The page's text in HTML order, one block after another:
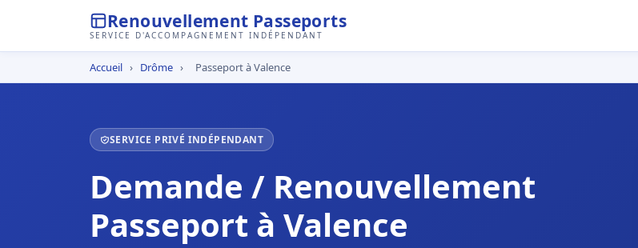
Renouvellement Passeports
SERVICE D'ACCOMPAGNEMENT INDÉPENDANT
Accueil › Drôme › Passeport à Valence
SERVICE PRIVÉ INDÉPENDANT
Demande / Renouvellement
Passeport à Valence